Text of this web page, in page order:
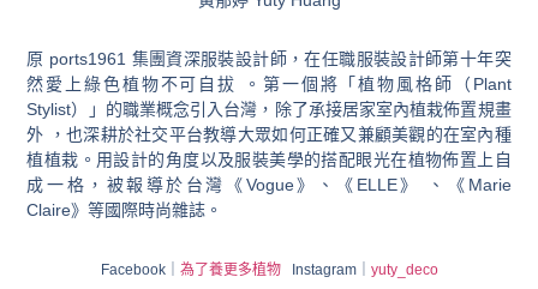
原 ports1961 集團資深服裝設計師，在任職服裝設計師第十年突
然愛上綠色植物不可自拔 。第一個將「植物風格師（Plant
Stylist）」的職業概念引入台灣，除了承接居家室內植栽佈置規畫
外 ，也深耕於社交平台教導大眾如何正確又兼顧美觀的在室內種
植植栽。用設計的角度以及服裝美學的搭配眼光在植物佈置上自
成一格，被報導於台灣《Vogue》、《ELLE》 、《Marie
Claire》等國際時尚雜誌。
Facebook｜ 為了養更多植物 Instagram｜ yuty_deco